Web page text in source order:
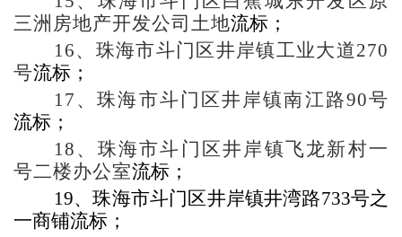
三洲房地产开发公司土地流标；
16、珠海市斗门区井岸镇工业大道270
号流标；
17 、珠海市斗门区井岸镇南江路90号
流标；
18 、珠海市斗门区井岸镇飞龙新村一
号二楼办公室流标；
19、珠海市斗门区井岸镇井湾路733号之
一商铺流标；